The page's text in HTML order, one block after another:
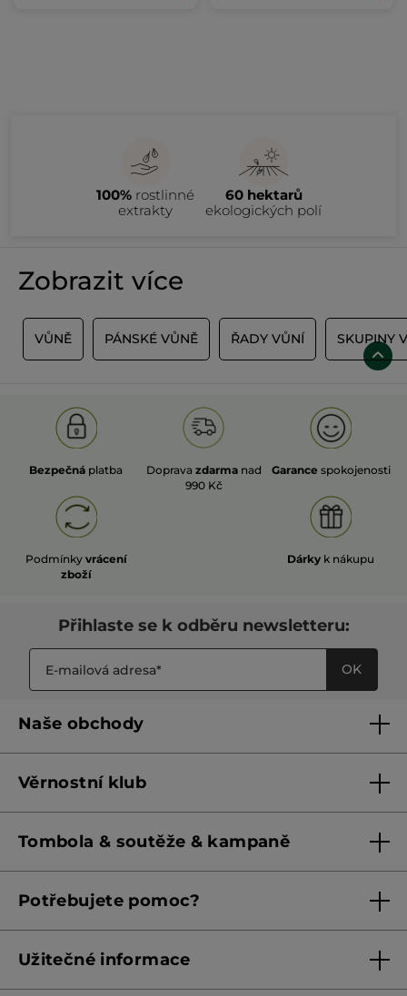
100% rostlinné
extrakty
60 hektarů
ekologických polí
Zobrazit více
VŮNĚ PÁNSKÉ VŮNĚ ŘADY VŮNÍ SKUPINY
Bezpečná platba Doprava zdarma nad
990 Kč
Garance spokojenosti
Podmínky vrácení
zboží
Dárky k nákupu
Přihlaste se k odběru newsletteru:
OK
Naše obchody
Franšízing
Věrnostní klub
Pravidla věrnostního klubu od 1. 6. 2026
Tombola & soutěže & kampaně
Podmínky aktuálních nabídek
Potřebujete pomoc?
Užitečné informace